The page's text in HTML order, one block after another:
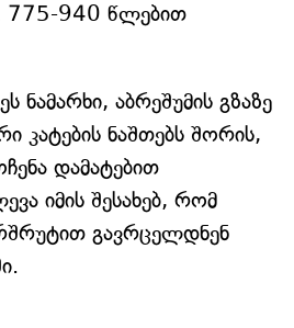
775-940 წლებით
ნამარხი, აბრეშუმის გზაზე
კატების ნაშთებს შორის,
დამატებით
იმის შესახებ, რომ
გავრცელდნენ